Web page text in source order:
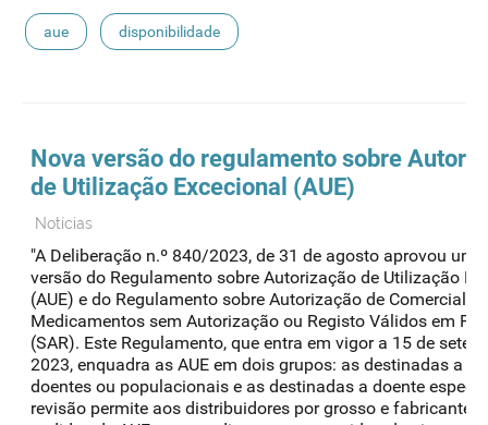
aue disponibilidade
Nova versão do regulamento sobre
de Utilização Excecional (AUE)
Notícias
"A Deliberação n.º 840/2023, de 31 de agosto aprovou
versão do Regulamento sobre Autorização de Utilização
(AUE) e do Regulamento sobre Autorização de
Medicamentos sem Autorização ou Registo Válidos em
(SAR). Este Regulamento, que entra em vigor a 15 de
2023, enquadra as AUE em dois grupos: as destinadas a
doentes ou populacionais e as destinadas a doente
revisão permite aos distribuidores por grosso e fabricantes